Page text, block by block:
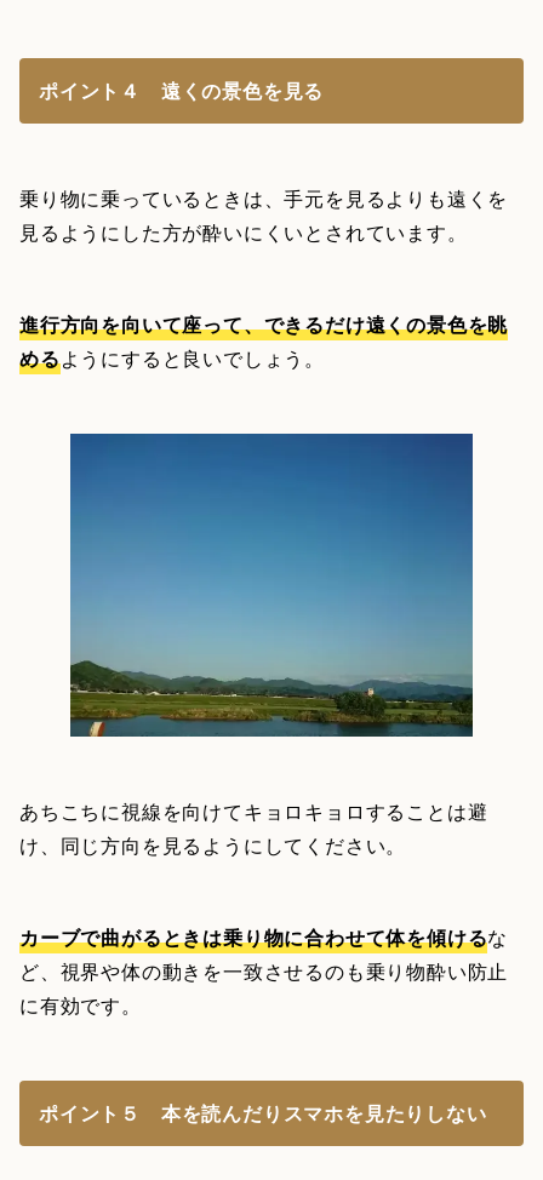
ポイント４ 遠くの景色を見る
乗り物に乗っているときは、手元を見るよりも遠くを
見るようにした方が酔いにくいとされています。
進行方向を向いて座って、できるだけ遠くの景色を眺
めるようにすると良いでしょう。
あちこちに視線を向けてキョロキョロすることは避
け、同じ方向を見るようにしてください。
カーブで曲がるときは乗り物に合わせて体を傾けるな
ど、視界や体の動きを一致させるのも乗り物酔い防止
に有効です。
ポイント５ 本を読んだりスマホを見たりしない